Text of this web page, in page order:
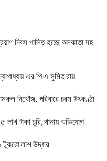
দিবস পালিত হচ্ছে কলকাতা সহ
এর পি এ সুমিত রায়
নিখোঁজ, পরিবারে চরম উৎকণ্ঠা
লাখ টাকা চুরি, থানায় অভিযোগ
টুকরো লাশ উদ্ধার